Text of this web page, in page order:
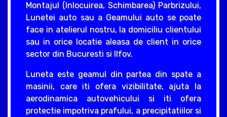
Montajul (Inlocuirea, Schimbarea) Parbrizului,
Lunetei auto sau a Geamului auto se poate
face in atelierul nostru, la domiciliu clientului
sau in orice locatie aleasa de client in orice
sector din Bucuresti si Ilfov.
Luneta este geamul din partea din spate a
masinii, care iti ofera vizibilitate, ajuta la
aerodinamica autovehicului si iti ofera
protectie impotriva prafului, a precipitatiilor si